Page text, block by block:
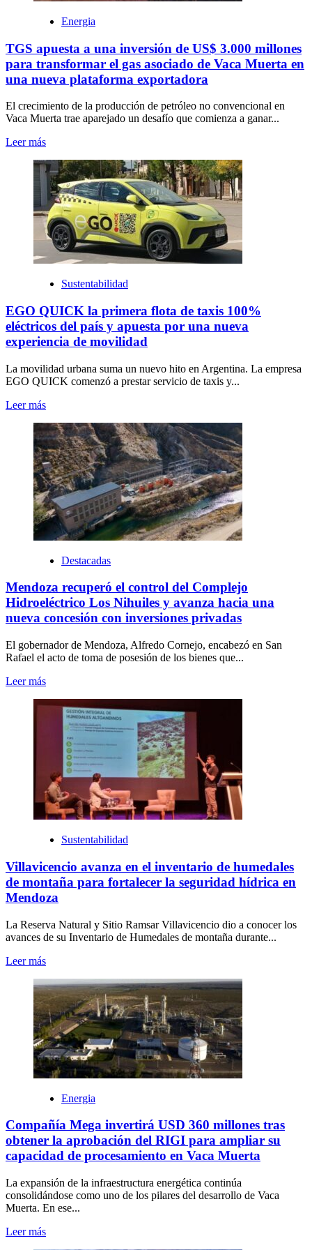
Energia
TGS apuesta a una inversión de US$ 3.000 millones
para transformar el gas asociado de Vaca Muerta en
una nueva plataforma exportadora
El crecimiento de la producción de petróleo no convencional en
Vaca Muerta trae aparejado un desafío que comienza a ganar...
Leer más
Sustentabilidad
EGO QUICK la primera flota de taxis 100%
eléctricos del país y apuesta por una nueva
experiencia de movilidad
La movilidad urbana suma un nuevo hito en Argentina. La empresa
EGO QUICK comenzó a prestar servicio de taxis y...
Leer más
Destacadas
Mendoza recuperó el control del Complejo
Hidroeléctrico Los Nihuiles y avanza hacia una
nueva concesión con inversiones privadas
El gobernador de Mendoza, Alfredo Cornejo, encabezó en San
Rafael el acto de toma de posesión de los bienes que...
Leer más
Sustentabilidad
Villavicencio avanza en el inventario de humedales
de montaña para fortalecer la seguridad hídrica en
Mendoza
La Reserva Natural y Sitio Ramsar Villavicencio dio a conocer los
avances de su Inventario de Humedales de montaña durante...
Leer más
Energia
Compañía Mega invertirá USD 360 millones tras
obtener la aprobación del RIGI para ampliar su
capacidad de procesamiento en Vaca Muerta
La expansión de la infraestructura energética continúa
consolidándose como uno de los pilares del desarrollo de Vaca
Muerta. En ese...
Leer más